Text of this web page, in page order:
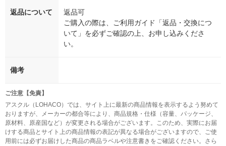
返品について
返品可
ご購入の際は、ご利用ガイド「返品・交換につ
いて」を必ずご確認の上、お申し込みくださ
い。
備考
ご注意【免責】
アスクル（LOHACO）では、サイト上に最新の商品情報を表示するよう努めて
おりますが、メーカーの都合等により、商品規格・仕様（容量、パッケージ、
原材料、原産国など）が変更される場合がございます。このため、実際にお届
けする商品とサイト上の商品情報の表記が異なる場合がございますので、ご使
用前には必ずお届けした商品の商品ラベルや注意書きをご確認ください。さら